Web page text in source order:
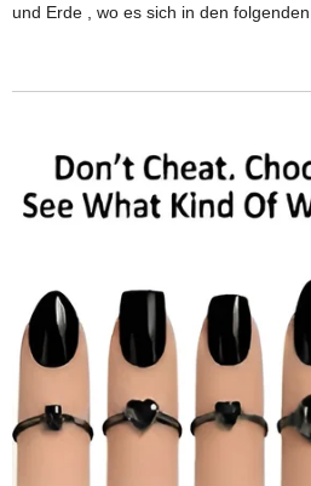
und Erde , wo es sich in den